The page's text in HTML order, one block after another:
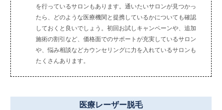
を行っているサロンもあります。通いたいサロンが見つかっ
たら、どのような医療機関と提携しているかについても確認
しておくと良いでしょう。初回お試しキャンペーンや、追加
施術の割引など、価格面でのサポートが充実しているサロン
や、悩み相談などカウンセリングに力を入れているサロンも
たくさんあります。
医療レーザー脱毛